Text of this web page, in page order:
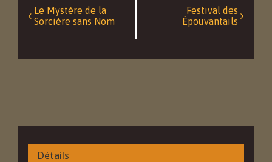
Navigation
Événément
Le Mystère de la
Sorcière sans Nom
Festival des
Épouvantails
Détails